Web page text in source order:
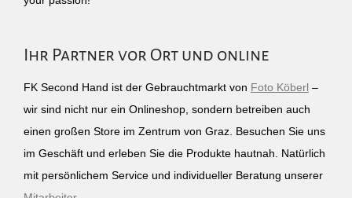
Ihr Partner vor Ort und online
FK Second Hand ist der Gebrauchtmarkt von Foto Köberl –
wir sind nicht nur ein Onlineshop, sondern betreiben auch
einen großen Store im Zentrum von Graz. Besuchen Sie uns
im Geschäft und erleben Sie die Produkte hautnah. Natürlich
mit persönlichem Service und individueller Beratung unserer